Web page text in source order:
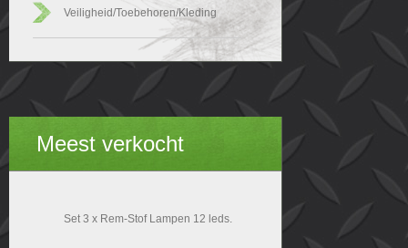
Veiligheid/Toebehoren/Kleding
Meest verkocht
Set 3 x Rem-Stof Lampen 12 leds.